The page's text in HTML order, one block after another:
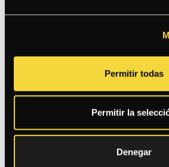
Permitir todas
Permitir la
Denegar
CHICHARRÓN DE POLLO BBQ,
LECHUGA, PALTA, TOMATE, HUEVO,
CHAMPIÑONES, POLLO, VINAGRETA